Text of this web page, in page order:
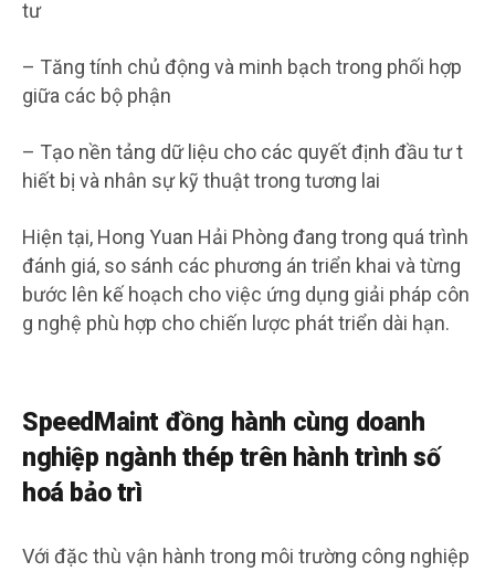
tư
– Tăng tính chủ động và minh bạch trong phối hợp
giữa các bộ phận
– Tạo nền tảng dữ liệu cho các quyết định đầu tư t
hiết bị và nhân sự kỹ thuật trong tương lai
Hiện tại, Hong Yuan Hải Phòng đang trong quá trình
đánh giá, so sánh các phương án triển khai và từng
bước lên kế hoạch cho việc ứng dụng giải pháp côn
g nghệ phù hợp cho chiến lược phát triển dài hạn.
SpeedMaint đồng hành cùng doanh
nghiệp ngành thép trên hành trình số
hoá bảo trì
Với đặc thù vận hành trong môi trường công nghiệp